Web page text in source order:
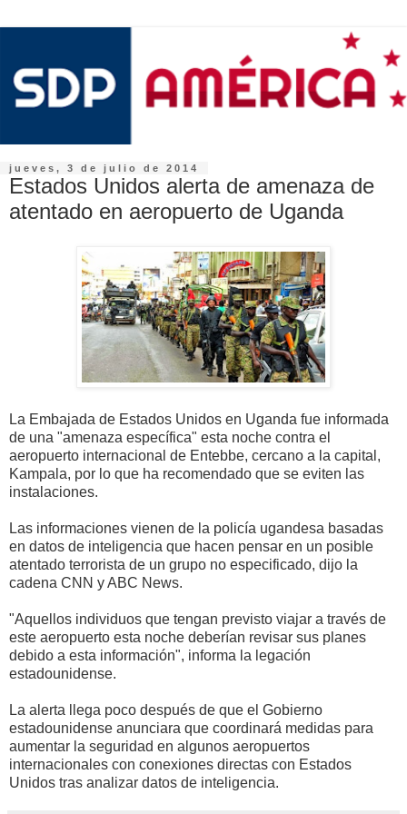
jueves, 3 de julio de 2014
Estados Unidos alerta de amenaza de
atentado en aeropuerto de Uganda
La Embajada de Estados Unidos en Uganda fue informada
de una "amenaza específica" esta noche contra el
aeropuerto internacional de Entebbe, cercano a la capital,
Kampala, por lo que ha recomendado que se eviten las
instalaciones.
Las informaciones vienen de la policía ugandesa basadas
en datos de inteligencia que hacen pensar en un posible
atentado terrorista de un grupo no especificado, dijo la
cadena CNN y ABC News.
"Aquellos individuos que tengan previsto viajar a través de
este aeropuerto esta noche deberían revisar sus planes
debido a esta información", informa la legación
estadounidense.
La alerta llega poco después de que el Gobierno
estadounidense anunciara que coordinará medidas para
aumentar la seguridad en algunos aeropuertos
internacionales con conexiones directas con Estados
Unidos tras analizar datos de inteligencia.